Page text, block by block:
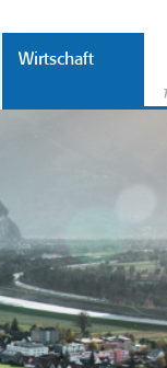
Wirtschaft